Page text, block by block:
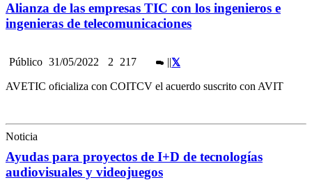
Alianza de las empresas TIC con los ingenieros e
ingenieras de telecomunicaciones
Público 31/05/2022 2 217 ||
AVETIC oficializa con COITCV el acuerdo suscrito con AVIT
Noticia
Ayudas para proyectos de I+D de tecnologías
audiovisuales y videojuegos